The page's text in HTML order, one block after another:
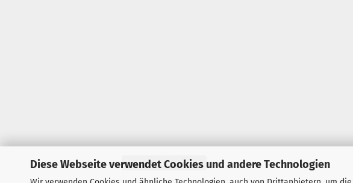
Diese Webseite verwendet Cookies und andere Technologien
Vertrag widerrufen